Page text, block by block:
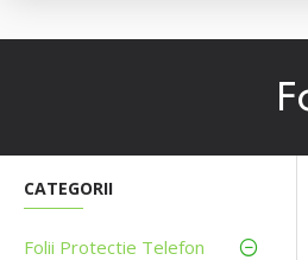
CATEGORII
Folii Protectie Telefon